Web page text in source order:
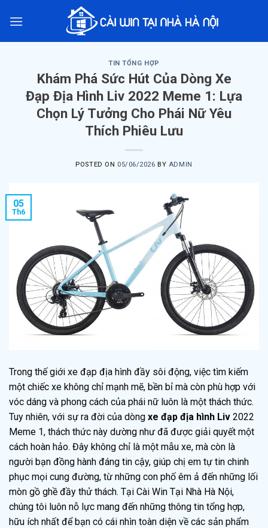
TIN TỔNG HỢP
Khám Phá Sức Hút Của Dòng Xe
Đạp Địa Hình Liv 2022 Meme 1: Lựa
Chọn Lý Tưởng Cho Phái Nữ Yêu
Thích Phiêu Lưu
POSTED ON 05/06/2026 BY ADMIN
05
Th6
Trong thế giới xe đạp địa hình đầy sôi động, việc tìm kiếm
một chiếc xe không chỉ mạnh mẽ, bền bỉ mà còn phù hợp với
vóc dáng và phong cách của phái nữ luôn là một thách thức.
Tuy nhiên, với sự ra đời của dòng xe đạp địa hình Liv 2022
Meme 1, thách thức này dường như đã được giải quyết một
cách hoàn hảo. Đây không chỉ là một mẫu xe, mà còn là
người bạn đồng hành đáng tin cậy, giúp chị em tự tin chinh
phục mọi cung đường, từ những con phố êm ả đến những lối
mòn gồ ghề đầy thử thách. Tại Cài Win Tại Nhà Hà Nội,
chúng tôi luôn nỗ lực mang đến những thông tin tổng hợp,
hữu ích nhất để bạn có cái nhìn toàn diện về các sản phẩm